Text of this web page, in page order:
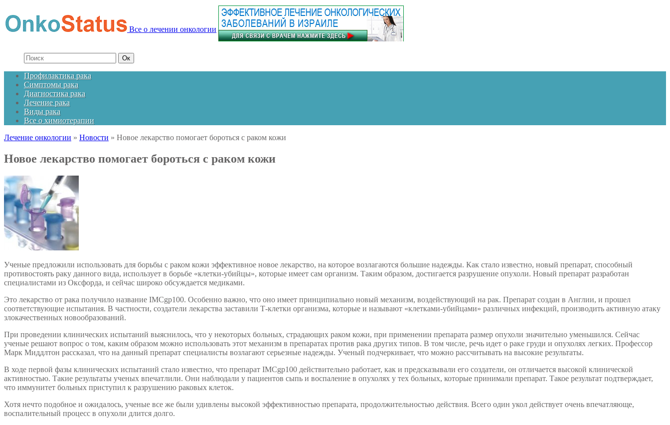
Все о лечении онкологии
Профилактика рака
Симптомы рака
Диагностика рака
Лечение рака
Виды рака
Все о химиотерапии
Лечение онкологии » Новости » Новое лекарство помогает бороться с раком кожи
Новое лекарство помогает бороться с раком кожи
Ученые предложили использовать для борьбы с раком кожи эффективное новое лекарство, на которое возлагаются большие надежды. Как стало известно, новый препарат, способный
противостоять раку данного вида, использует в борьбе «клетки-убийцы», которые имеет сам организм. Таким образом, достигается разрушение опухоли. Новый препарат разработан
специалистами из Оксфорда, и сейчас широко обсуждается медиками.
Это лекарство от рака получило название IMCgp100. Особенно важно, что оно имеет принципиально новый механизм, воздействующий на рак. Препарат создан в Англии, и прошел
соответствующие испытания. В частности, создатели лекарства заставили Т-клетки организма, которые и называют «клетками-убийцами» различных инфекций, производить активную атаку
злокачественных новообразований.
При проведении клинических испытаний выяснилось, что у некоторых больных, страдающих раком кожи, при применении препарата размер опухоли значительно уменьшился. Сейчас
ученые решают вопрос о том, каким образом можно использовать этот механизм в препаратах против рака других типов. В том числе, речь идет о раке груди и опухолях легких. Профессор
Марк Миддлтон рассказал, что на данный препарат специалисты возлагают серьезные надежды. Ученый подчеркивает, что можно рассчитывать на высокие результаты.
В ходе первой фазы клинических испытаний стало известно, что препарат IMCgp100 действительно работает, как и предсказывали его создатели, он отличается высокой клинической
активностью. Такие результаты ученых впечатлили. Они наблюдали у пациентов сыпь и воспаление в опухолях у тех больных, которые принимали препарат. Такое результат подтверждает,
что иммунитет больных приступил к разрушению раковых клеток.
Хотя нечто подобное и ожидалось, ученые все же были удивлены высокой эффективностью препарата, продолжительностью действия. Всего один укол действует очень впечатляюще,
воспалительный процесс в опухоли длится долго.